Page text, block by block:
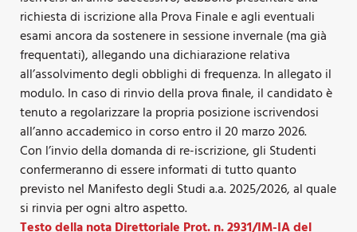
richiesta di iscrizione alla Prova Finale e agli eventuali
esami ancora da sostenere in sessione invernale (ma già
frequentati), allegando una dichiarazione relativa
all’assolvimento degli obblighi di frequenza. In allegato il
modulo. In caso di rinvio della prova finale, il candidato è
tenuto a regolarizzare la propria posizione iscrivendosi
all’anno accademico in corso entro il 20 marzo 2026.
Con l’invio della domanda di re-iscrizione, gli Studenti
confermeranno di essere informati di tutto quanto
previsto nel Manifesto degli Studi a.a. 2025/2026, al quale
si rinvia per ogni altro aspetto.
Testo della nota Direttoriale Prot. n. 2931/IM-IA del